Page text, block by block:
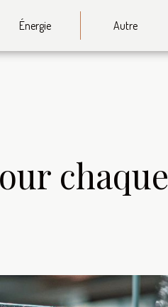
Énergie Autre
chaque